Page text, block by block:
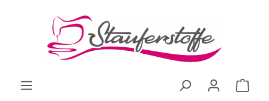
Zum Hauptinhalt springen